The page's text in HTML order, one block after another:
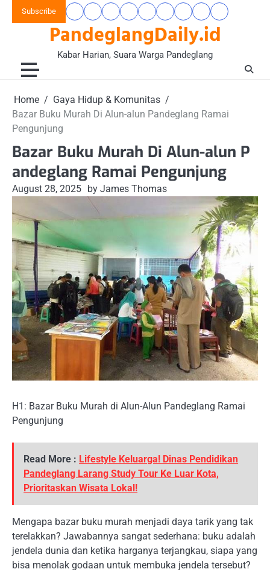
Subscribe
PandeglangDaily.id
Kabar Harian, Suara Warga Pandeglang
BerandaBanten
Raya
Gaya
Hidup
&
Komunitas
Hukum
Kriminal
Nasional
Opini
Wacana
Pandeglang
Today
Pendidikan
&
Kesehatan
Wisata
&
Home
Gaya Hidup & Komunitas
Bazar Buku Murah Di Alun-alun Pandeglang Ramai
Pengunjung
Bazar Buku Murah Di Alun-alun P
andeglang Ramai Pengunjung
August 28, 2025 by James Thomas
H1: Bazar Buku Murah di Alun-Alun Pandeglang Ramai
Pengunjung
Read More : Lifestyle Keluarga! Dinas Pendidikan
Pandeglang Larang Study Tour Ke Luar Kota,
Prioritaskan Wisata Lokal!
Mengapa bazar buku murah menjadi daya tarik yang tak
terelakkan? Jawabannya sangat sederhana: buku adalah
jendela dunia dan ketika harganya terjangkau, siapa yang
bisa menolak godaan untuk membuka jendela tersebut?